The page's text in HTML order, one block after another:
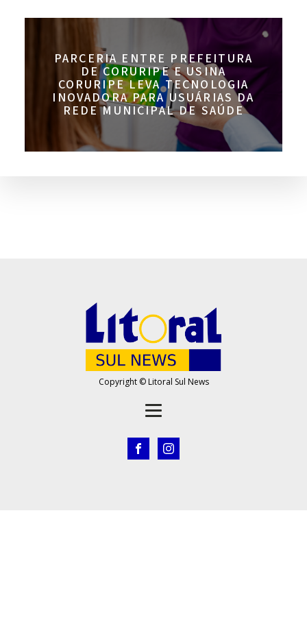
PARCERIA ENTRE PREFEITURA
DE CORURIPE E USINA
CORURIPE LEVA TECNOLOGIA
INOVADORA PARA USUÁRIAS DA
REDE MUNICIPAL DE SAÚDE
Copyright © Litoral Sul News